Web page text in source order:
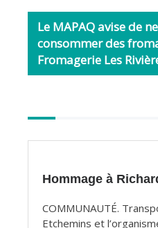
k
Le MAPAQ avise de
consommer des
Fromagerie Les
articles
Hommage à
COMMUNAUTÉ.
Etchemins et